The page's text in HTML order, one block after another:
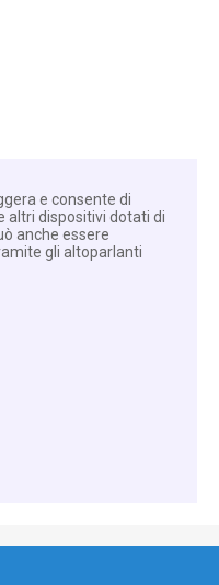
e consente di
altri dispositivi dotati di
anche essere
gli altoparlanti